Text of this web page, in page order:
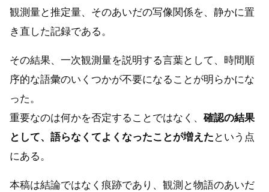
観測量と推定量、そのあいだの写像関係を、静かに置
き直した記録である。
その結果、一次観測量を説明する言葉として、時間順
序的な語彙のいくつかが不要になることが明らかにな
った。
重要なのは何かを否定することではなく、 確認の結果
として、語らなくてよくなったことが増えた という点
にある。
本稿は結論ではなく痕跡であり、観測と物語のあいだ